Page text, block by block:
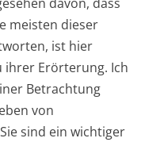
meisten dieser
ist hier
ihrer Erörterung. Ich
Betrachtung
von
sind ein wichtiger